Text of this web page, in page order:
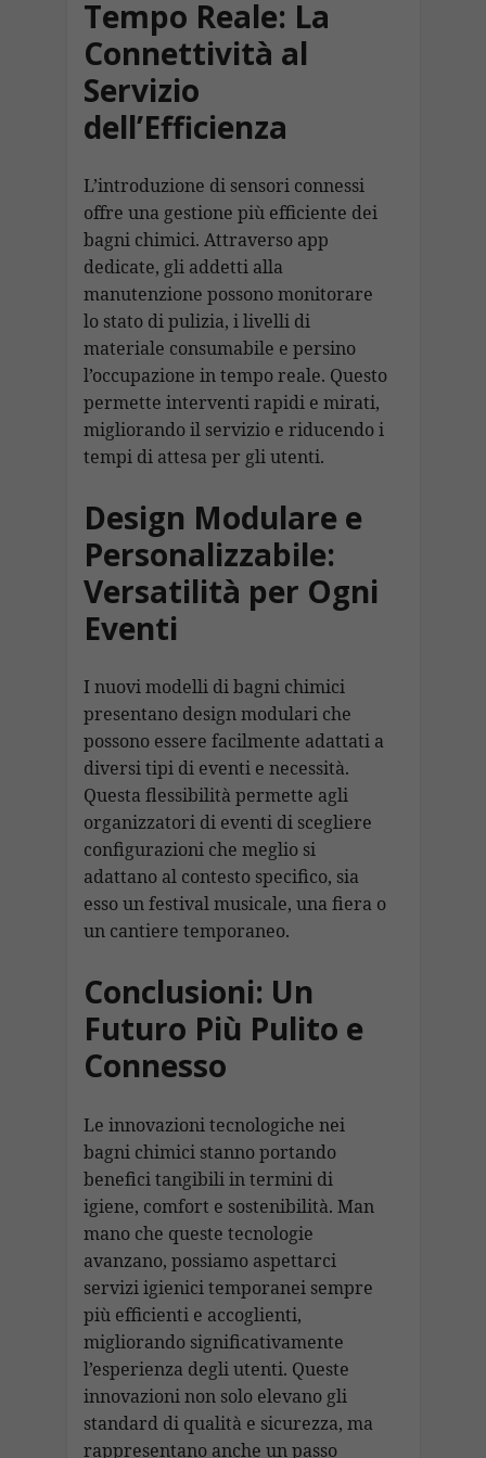
Tempo Reale: La
Connettività al
Servizio
dell’Efficienza
L’introduzione di sensori connessi
offre una gestione più efficiente dei
bagni chimici. Attraverso app
dedicate, gli addetti alla
manutenzione possono monitorare
lo stato di pulizia, i livelli di
materiale consumabile e persino
l’occupazione in tempo reale. Questo
permette interventi rapidi e mirati,
migliorando il servizio e riducendo i
tempi di attesa per gli utenti.
Design Modulare e
Personalizzabile:
Versatilità per Ogni
Eventi
I nuovi modelli di bagni chimici
presentano design modulari che
possono essere facilmente adattati a
diversi tipi di eventi e necessità.
Questa flessibilità permette agli
organizzatori di eventi di scegliere
configurazioni che meglio si
adattano al contesto specifico, sia
esso un festival musicale, una fiera o
un cantiere temporaneo.
Conclusioni: Un
Futuro Più Pulito e
Connesso
Le innovazioni tecnologiche nei
bagni chimici stanno portando
benefici tangibili in termini di
igiene, comfort e sostenibilità. Man
mano che queste tecnologie
avanzano, possiamo aspettarci
servizi igienici temporanei sempre
più efficienti e accoglienti,
migliorando significativamente
l’esperienza degli utenti. Queste
innovazioni non solo elevano gli
standard di qualità e sicurezza, ma
rappresentano anche un passo